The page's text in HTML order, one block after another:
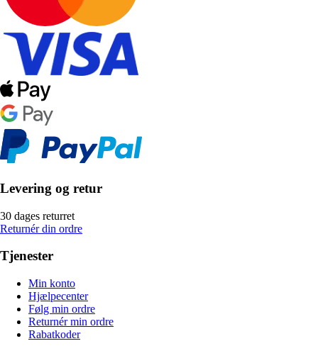
Levering og retur
30 dages returret
Returnér din ordre
Tjenester
Min konto
Hjælpecenter
Følg min ordre
Returnér min ordre
Rabatkoder